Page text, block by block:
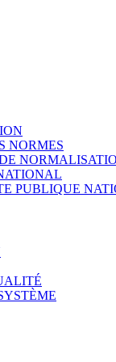
NORMES
PUBLIQUE